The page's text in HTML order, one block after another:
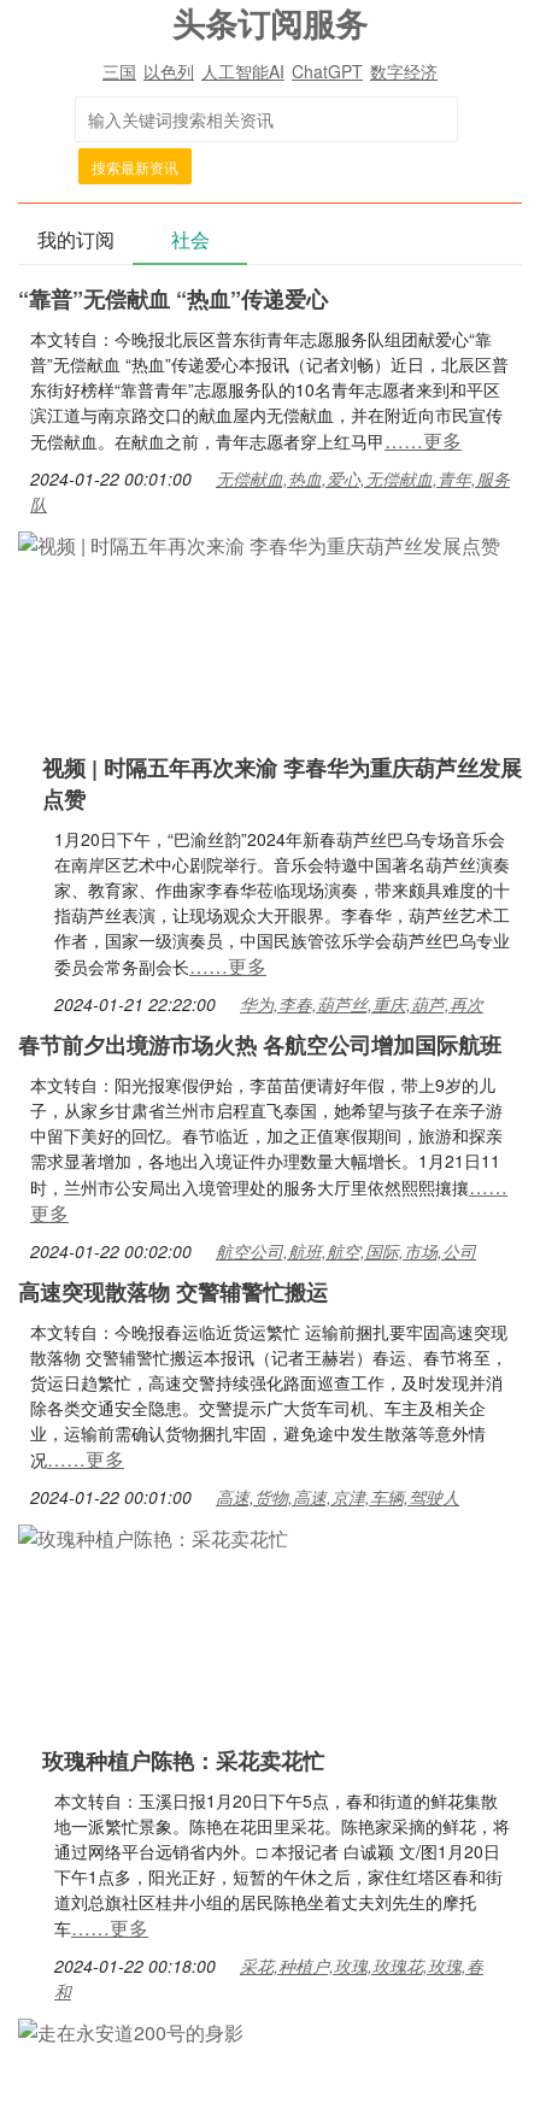
头条订阅服务
三国 以色列 人工智能AI ChatGPT 数字经济
搜索最新资讯
我的订阅 社会
“靠普”无偿献血 “热血”传递爱心
本文转自：今晚报北辰区普东街青年志愿服务队组团献爱心“靠
普”无偿献血 “热血”传递爱心本报讯（记者刘畅）近日，北辰区普
东街好榜样“靠普青年”志愿服务队的10名青年志愿者来到和平区
滨江道与南京路交口的献血屋内无偿献血，并在附近向市民宣传
无偿献血。在献血之前，青年志愿者穿上红马甲……更多
2024-01-22 00:01:00
无偿献血,热血,爱心,无偿献血,青年,服务
队
视频 | 时隔五年再次来渝 李春华为重庆葫芦丝发展
点赞
1月20日下午，“巴渝丝韵”2024年新春葫芦丝巴乌专场音乐会
在南岸区艺术中心剧院举行。音乐会特邀中国著名葫芦丝演奏
家、教育家、作曲家李春华莅临现场演奏，带来颇具难度的十
指葫芦丝表演，让现场观众大开眼界。李春华，葫芦丝艺术工
作者，国家一级演奏员，中国民族管弦乐学会葫芦丝巴乌专业
委员会常务副会长……更多
2024-01-21 22:22:00 华为,李春,葫芦丝,重庆,葫芦,再次
春节前夕出境游市场火热 各航空公司增加国际航班
本文转自：阳光报寒假伊始，李苗苗便请好年假，带上9岁的儿
子，从家乡甘肃省兰州市启程直飞泰国，她希望与孩子在亲子游
中留下美好的回忆。春节临近，加之正值寒假期间，旅游和探亲
需求显著增加，各地出入境证件办理数量大幅增长。1月21日11
时，兰州市公安局出入境管理处的服务大厅里依然熙熙攘攘……
更多
2024-01-22 00:02:00 航空公司,航班,航空,国际,市场,公司
高速突现散落物 交警辅警忙搬运
本文转自：今晚报春运临近货运繁忙 运输前捆扎要牢固高速突现
散落物 交警辅警忙搬运本报讯（记者王赫岩）春运、春节将至，
货运日趋繁忙，高速交警持续强化路面巡查工作，及时发现并消
除各类交通安全隐患。交警提示广大货车司机、车主及相关企
业，运输前需确认货物捆扎牢固，避免途中发生散落等意外情
况……更多
2024-01-22 00:01:00 高速,货物,高速,京津,车辆,驾驶人
玫瑰种植户陈艳：采花卖花忙
本文转自：玉溪日报1月20日下午5点，春和街道的鲜花集散
地一派繁忙景象。陈艳在花田里采花。陈艳家采摘的鲜花，将
通过网络平台远销省内外。□ 本报记者 白诚颖 文/图1月20日
下午1点多，阳光正好，短暂的午休之后，家住红塔区春和街
道刘总旗社区桂井小组的居民陈艳坐着丈夫刘先生的摩托
车……更多
2024-01-22 00:18:00
采花,种植户,玫瑰,玫瑰花,玫瑰,春
和